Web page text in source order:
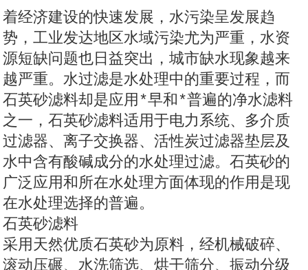
着经济建设的快速发展，水污染呈发展趋
势，工业发达地区水域污染尤为严重，水资
源短缺问题也日益突出，城市缺水现象越来
越严重。水过滤是水处理中的重要过程，而
石英砂滤料却是应用*早和*普遍的净水滤料
之一，石英砂滤料适用于电力系统、多介质
过滤器、离子交换器、活性炭过滤器垫层及
水中含有酸碱成分的水处理过滤。石英砂的
广泛应用和所在水处理方面体现的作用是现
在水处理选择的普遍。
石英砂滤料
采用天然优质石英砂为原料，经机械破碎、
滚动压碾、水洗筛选、烘干筛分、振动分级